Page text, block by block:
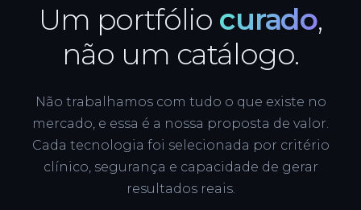
Um portfólio curado,
não um catálogo.
Não trabalhamos com tudo o que existe no
mercado, e essa é a nossa proposta de valor.
Cada tecnologia foi selecionada por critério
clínico, segurança e capacidade de gerar
resultados reais.